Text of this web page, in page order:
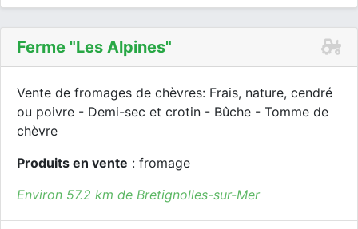
Ferme "les Alpines"
Vente de fromages de chèvres: Frais, nature, cendré
ou poivre - Demi-sec et crotin - Bûche - Tomme de
chèvre
Produits en vente : fromage
Environ 57.2 km de Bretignolles-sur-Mer